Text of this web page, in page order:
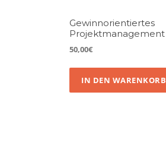
Gewinnorientiertes
Projektmanagement
50,00€
IN DEN WARENKORB